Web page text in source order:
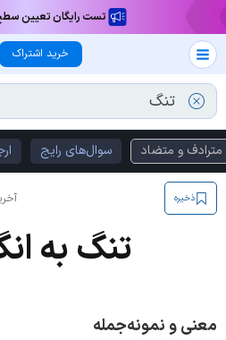
تست رایگان تعیین
خرید اشتراک
مترادف و متضاد سوال‌های رایج
ذخیره
تنگ به
معنی و نمونه‌جمله